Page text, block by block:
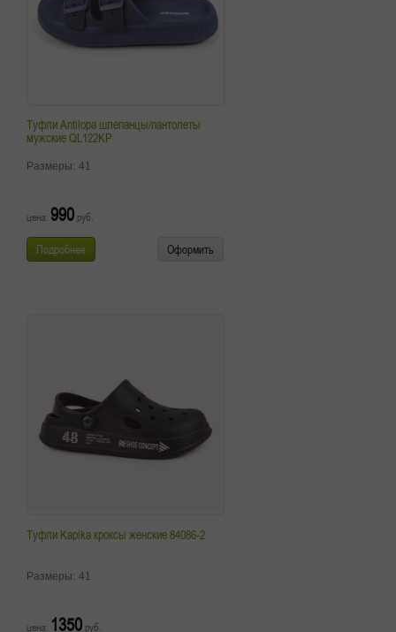
Туфли Antilopa шлепанцы/пантолеты
мужские QL122KP
Размеры: 41
цена: 990 руб.
Подробнее Оформить
Туфли Kapika кроксы женские 84086-2
Размеры: 41
цена: 1350 руб.